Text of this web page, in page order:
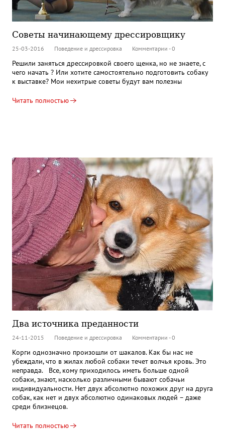
Советы начинающему дрессировщику
25-03-2016 Поведение и дрессировка Комментарии - 0
Решили заняться дрессировкой своего щенка, но не знаете, с
чего начать ? Или хотите самостоятельно подготовить собаку
к выставке? Мои нехитрые советы будут вам полезны
Читать полностью
Два источника преданности
24-11-2015 Поведение и дрессировка Комментарии - 0
Корги однозначно произошли от шакалов. Как бы нас не
убеждали, что в жилах любой собаки течет волчья кровь. Это
неправда. Все, кому приходилось иметь больше одной
собаки, знают, насколько различными бывают собачьи
индивидуальности. Нет двух абсолютно похожих друг на друга
собак, как нет и двух абсолютно одинаковых людей – даже
среди близнецов.
Читать полностью